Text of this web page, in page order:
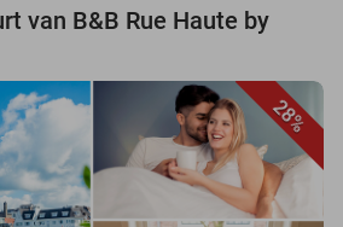
van B&B Rue Haute by
28%